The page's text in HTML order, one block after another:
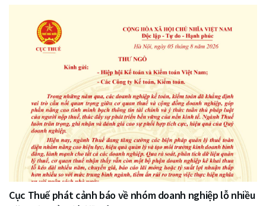
Cục Thuế phát cảnh báo về nhóm doanh nghiệp lỗ nhiều